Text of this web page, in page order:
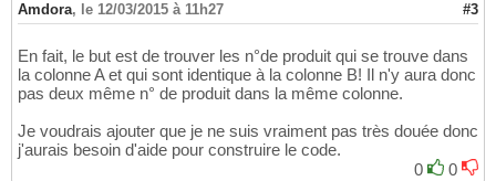
Amdora, le 12/03/2015 à 11h27 #3
En fait, le but est de trouver les n°de produit qui se trouve dans
la colonne A et qui sont identique à la colonne B! Il n'y aura donc
pas deux même n° de produit dans la même colonne.
Je voudrais ajouter que je ne suis vraiment pas très douée donc
j'aurais besoin d'aide pour construire le code.
0
0